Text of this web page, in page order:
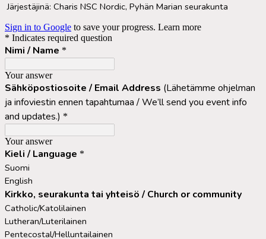
Järjestäjinä: Charis NSC Nordic, Pyhän Marian seurakunta
Sign in to Google to save your progress. Learn more
* Indicates required question
Nimi / Name *
Your answer
Sähköpostiosoite / Email Address (Lähetämme ohjelman
ja infoviestin ennen tapahtumaa / We’ll send you event info
and updates.) *
Your answer
Kieli / Language *
Suomi
English
Kirkko, seurakunta tai yhteisö / Church or community
Catholic/Katolilainen
Lutheran/Luterilainen
Pentecostal/Helluntailainen